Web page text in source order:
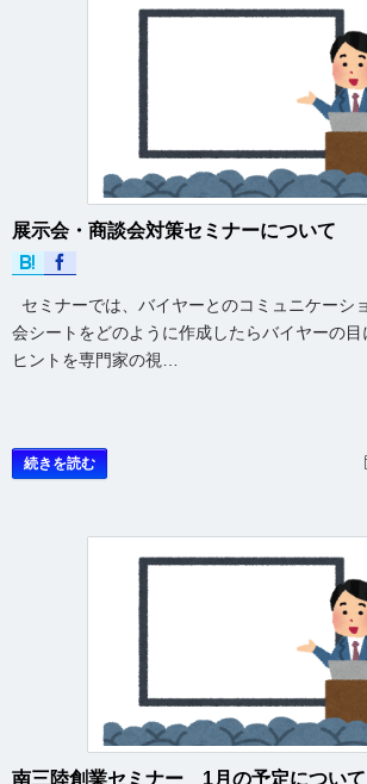
展示会・商談会対策セミナーについて
セミナーでは、バイヤーとのコミュニケーシ
会シートをどのように作成したらバイヤーの
ヒントを専門家の視…
続きを読む
南三陸創業セミナー 1月の予定について